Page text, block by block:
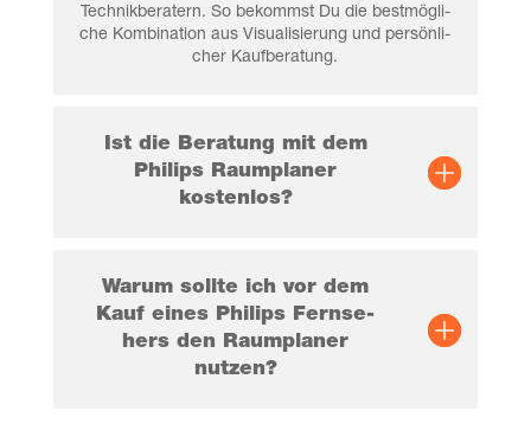
Tech­nik­be­ra­tern. So bekommst Du die best­mög­li­
che Kom­bi­na­ti­on aus Visua­li­sie­rung und per­sön­li­
cher Kaufberatung.
Ist die Bera­tung mit dem
Phil­ips Raum­pla­ner
kostenlos?
War­um soll­te ich vor dem
Kauf eines Phil­ips Fern­se­
hers den Raum­pla­ner
nutzen?